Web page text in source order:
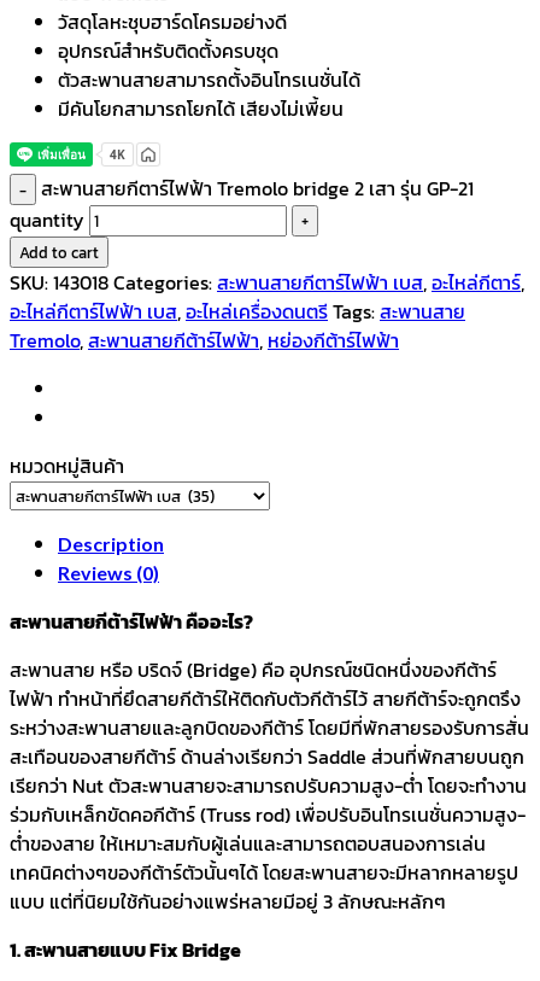
วัสดุโลหะชุบฮาร์ดโครมอย่างดี
อุปกรณ์สำหรับติดตั้งครบชุด
ตัวสะพานสายสามารถตั้งอินโทรเนชั่นได้
มีคันโยกสามารถโยกได้ เสียงไม่เพี้ยน
สะพานสายกีตาร์ไฟฟ้า Tremolo bridge 2 เสา รุ่น GP-21
quantity
Add to cart
SKU:143018Categories:สะพานสายกีตาร์ไฟฟ้า เบส,อะไหล่กีตาร์,
อะไหล่กีตาร์ไฟฟ้า เบส,อะไหล่เครื่องดนตรีTags:สะพานสาย
Tremolo,สะพานสายกีต้าร์ไฟฟ้า, หย่องกีต้าร์ไฟฟ้า
หมวดหมู่สินค้า
Description
Reviews (0)
สะพานสายกีต้าร์ไฟฟ้า คืออะไร?
สะพานสาย หรือ บริดจ์ (Bridge) คือ อุปกรณ์ชนิดหนึ่งของกีต้าร์
ไฟฟ้า ทำหน้าที่ยึดสายกีต้าร์ให้ติดกับตัวกีต้าร์ไว้ สายกีต้าร์จะถูกตรึง
ระหว่างสะพานสายและลูกบิดของกีต้าร์ โดยมีที่พักสายรองรับการสั่น
สะเทือนของสายกีต้าร์ ด้านล่างเรียกว่า Saddle ส่วนที่พักสายบนถูก
เรียกว่า Nut ตัวสะพานสายจะสามารถปรับความสูง-ต่ำ โดยจะทำงาน
ร่วมกับเหล็กขัดคอกีต้าร์ (Truss rod) เพื่อปรับอินโทรเนชั่นความสูง-
ต่ำของสาย ให้เหมาะสมกับผู้เล่นและสามารถตอบสนองการเล่น
เทคนิคต่างๆของกีต้าร์ตัวนั้นๆได้ โดยสะพานสายจะมีหลากหลายรูป
แบบ แต่ที่นิยมใช้กันอย่างแพร่หลายมีอยู่ 3 ลักษณะหลักๆ
1. สะพานสายแบบ Fix Bridge